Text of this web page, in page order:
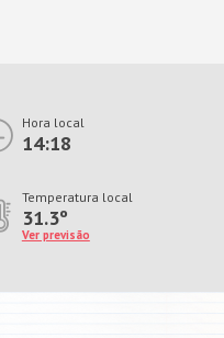
Hora local
14:18
Temperatura local
31.3º
Ver previsão